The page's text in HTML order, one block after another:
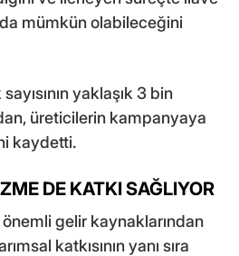
da mümkün olabileceğini
yaklaşık 3 bin
üreticilerin kampanyaya
kaydetti.
DE KATKI SAĞLIYOR
gelir kaynaklarından
katkısının yanı sıra